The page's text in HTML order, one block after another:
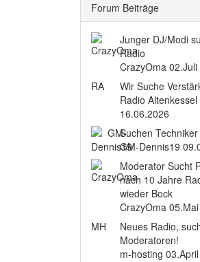
Forum Beiträge
Junger DJ/Modi
Radio
CrazyOma02.Juli
RA
Wir Suche
Radio Altenkessel
16.06.2026
Suchen Techniker
GM-Dennis19
Moderator Sucht
nach 10 Jahre
wieder Bock
CrazyOma
MH
Neues Radio,
Moderatoren!
m-hosting